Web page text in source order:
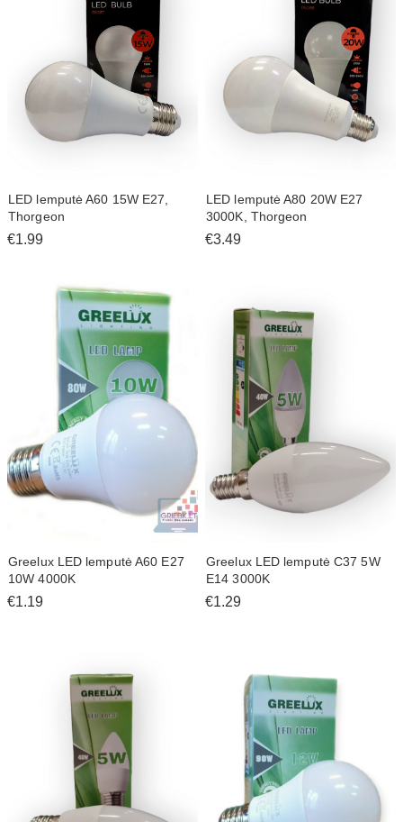
LED lemputė A60 15W E27,
Thorgeon
€1.99
LED lemputė A80 20W E27
3000K, Thorgeon
€3.49
Greelux LED lemputė A60 E27
10W 4000K
€1.19
Greelux LED lemputė C37 5W
E14 3000K
€1.29